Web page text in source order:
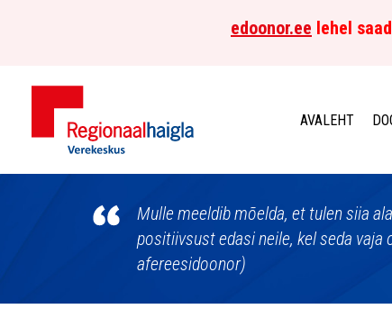
edoonor.ee lehel
Põhja-
Regionaalhaigla
Verekeskus
AVALEHT
Mulle meeldib mõelda, et tulen siia
positiivsust edasi neile, kel seda vaja
afereesidoonor)